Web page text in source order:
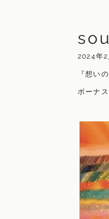
2024年
『想い
ボーナ